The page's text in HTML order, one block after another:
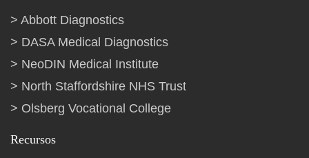
Abbott Diagnostics
DASA Medical Diagnostics
NeoDIN Medical Institute
North Staffordshire NHS Trust
Olsberg Vocational College
Recursos